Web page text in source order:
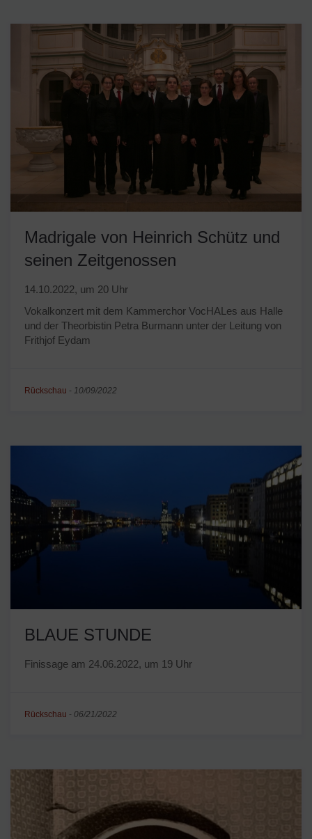
Madrigale von Heinrich Schütz und
seinen Zeitgenossen
14.10.2022, um 20 Uhr
Vokalkonzert mit dem Kammerchor VocHALes aus Halle
und der Theorbistin Petra Burmann unter der Leitung von
Frithjof Eydam
Rückschau - 10/09/2022
BLAUE STUNDE
Finissage am 24.06.2022, um 19 Uhr
Rückschau - 06/21/2022